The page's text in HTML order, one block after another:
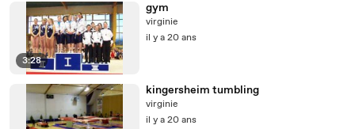
3:28
gym
virginie
il y a 20 ans
kingersheim tumbling
virginie
il y a 20 ans